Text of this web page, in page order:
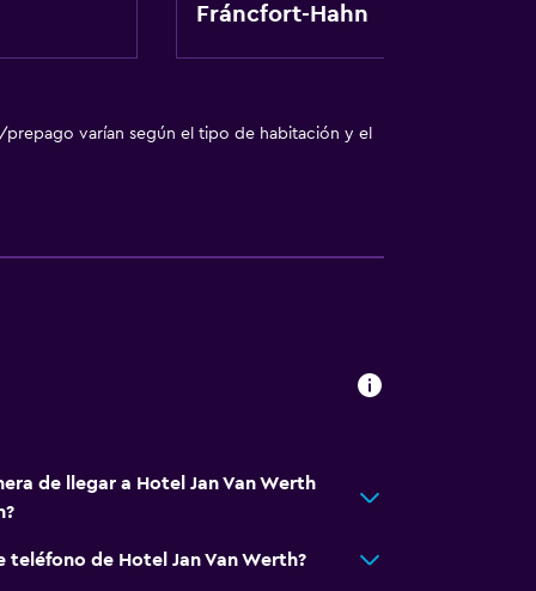
Fráncfort-Hahn
prepago varían según el tipo de habitación y el
de llegar a Hotel Jan Van Werth
teléfono de Hotel Jan Van Werth?